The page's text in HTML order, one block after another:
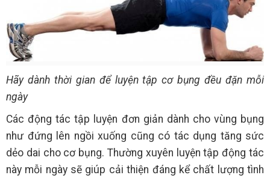
Hãy dành thời gian để luyện tập cơ bụng đều đặn mỗi
ngày
Các động tác tập luyện đơn giản dành cho vùng bụng
như đứng lên ngồi xuống cũng có tác dụng tăng sức
dẻo dai cho cơ bụng. Thường xuyên luyện tập động tác
này mỗi ngày sẽ giúp cải thiện đáng kể chất lượng tình